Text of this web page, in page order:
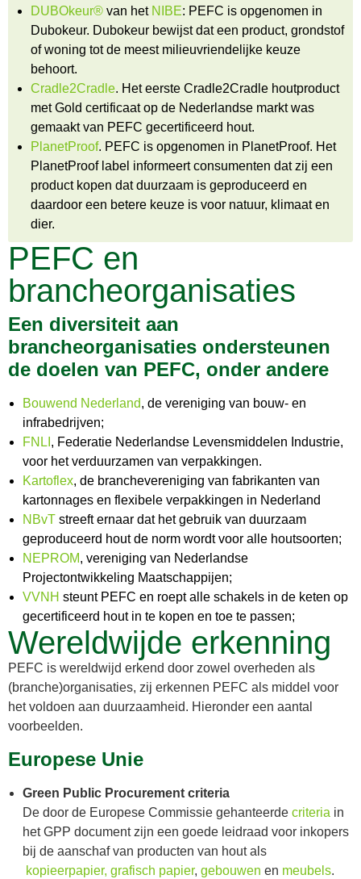
DUBOkeur® van het NIBE: PEFC is opgenomen in
Dubokeur. Dubokeur bewijst dat een product, grondstof
of woning tot de meest milieuvriendelijke keuze
behoort.
Cradle2Cradle. Het eerste Cradle2Cradle houtproduct
met Gold certificaat op de Nederlandse markt was
gemaakt van PEFC gecertificeerd hout.
PlanetProof. PEFC is opgenomen in PlanetProof. Het
PlanetProof label informeert consumenten dat zij een
product kopen dat duurzaam is geproduceerd en
daardoor een betere keuze is voor natuur, klimaat en
dier.
PEFC en
brancheorganisaties
Een diversiteit aan
brancheorganisaties ondersteunen
de doelen van PEFC, onder andere
Bouwend Nederland, de vereniging van bouw- en
infrabedrijven;
FNLI , Federatie Nederlandse Levensmiddelen Industrie,
voor het verduurzamen van verpakkingen.
Kartoflex, de branchevereniging van fabrikanten van
kartonnages en flexibele verpakkingen in Nederland
NBvT streeft ernaar dat het gebruik van duurzaam
geproduceerd hout de norm wordt voor alle houtsoorten;
NEPROM, vereniging van Nederlandse
Projectontwikkeling Maatschappijen;
VVNH steunt PEFC en roept alle schakels in de keten op
gecertificeerd hout in te kopen en toe te passen;
Wereldwijde erkenning
PEFC is wereldwijd erkend door zowel overheden als
(branche)organisaties, zij erkennen PEFC als middel voor
het voldoen aan duurzaamheid. Hieronder een aantal
voorbeelden.
Europese Unie
Green Public Procurement criteria
De door de Europese Commissie gehanteerde criteria in
het GPP document zijn een goede leidraad voor inkopers
bij de aanschaf van producten van hout als
kopieerpapier, grafisch papier, gebouwen en meubels.